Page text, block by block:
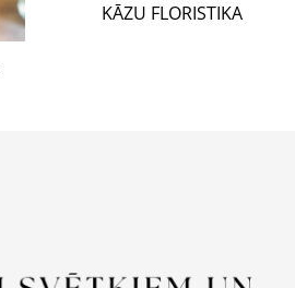
KĀZU FLORISTIKA